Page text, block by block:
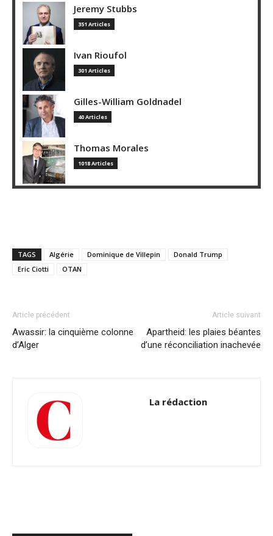
Jeremy Stubbs
351 Articles
Ivan Rioufol
301 Articles
Gilles-William Goldnadel
40 Articles
Thomas Morales
1018 Articles
TAGS Algérie Dominique de Villepin
Donald Trump
Eric Ciotti
OTAN
Article précédent
Awassir: la cinquième colonne
d’Alger
Article suivant
Apartheid: les plaies béantes
d’une réconciliation inachevée
La rédaction